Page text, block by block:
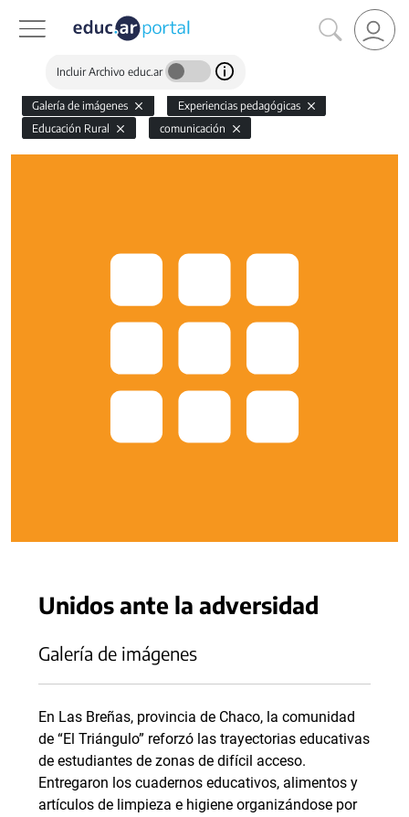
Incluir Archivo educ.ar
Galería de imágenes
Experiencias pedagógicas
Educación Rural
comunicación
Unidos ante la adversidad
Galería de imágenes
En Las Breñas, provincia de Chaco, la comunidad
de “El Triángulo” reforzó las trayectorias educativas
de estudiantes de zonas de difícil acceso.
Entregaron los cuadernos educativos, alimentos y
artículos de limpieza e higiene organizándose por